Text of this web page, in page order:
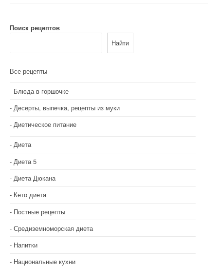
а
и
п
о
а
п
и
с
я
м
Поиск рецептов
Найти
Все рецепты
Блюда в горшочке
Десерты, выпечка, рецепты из муки
Диетическое питание
Диета
Диета 5
Диета Дюкана
Кето диета
Постные рецепты
Средиземноморская диета
Напитки
Национальные кухни